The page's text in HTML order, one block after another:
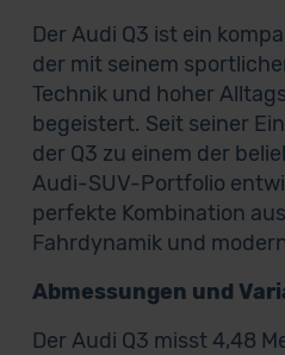
Der Audi Q3 ist ein
der mit seinem
Technik und hoher
begeistert. Seit seiner
der Q3 zu einem der
Audi-SUV-Portfolio
perfekte Kombination
Fahrdynamik und
Abmessungen und
Der Audi Q3 misst 4,48